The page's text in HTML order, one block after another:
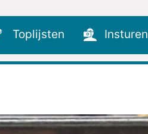
Toplijsten Insturen